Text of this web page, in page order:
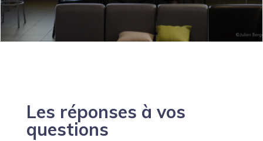
Les réponses à vos
questions